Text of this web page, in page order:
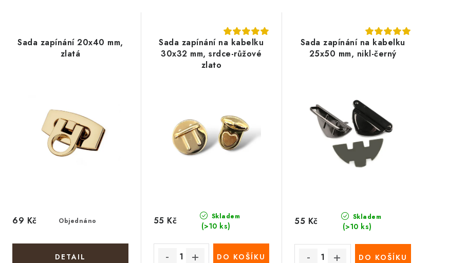
Sada zapínání 20x40 mm,
zlatá
Objednáno
69 Kč
Sada zapínání na kabelku
30x32 mm, srdce-růžové
zlato
Skladem
(>10 ks)
55 Kč
DO KOŠÍKU
Sada zapínání na kabelku
25x50 mm, nikl-černý
Skladem
(>10 ks)
55 Kč
DO KOŠÍKU